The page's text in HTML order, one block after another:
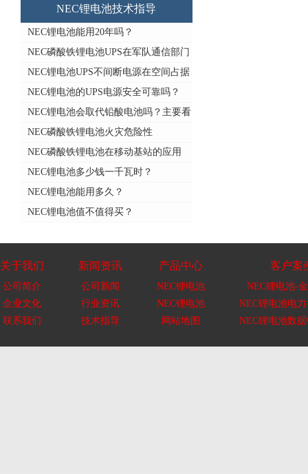
NEC锂电池技术指导
NEC锂电池能用20年吗？
NEC磷酸铁锂电池UPS在军队通信部门
NEC锂电池UPS不间断电源在空间占据
NEC锂电池的UPS电源安全可靠吗？
NEC锂电池会取代铅酸电池吗？主要看
NEC磷酸铁锂电池火灾危险性
NEC磷酸铁锂电池在移动基站的应用
NEC锂电池多少钱一千瓦时？
NEC锂电池能用多久？
NEC锂电池值不值得买？
关于我们
公司简介
企业文化
联系我们
新闻资讯
公司新闻
行业资讯
技术指导
产品中心
NEC锂电池
NEC锂电池
网站地图
客户案
NEC锂电池-
NEC锂电池电
NEC锂电池数